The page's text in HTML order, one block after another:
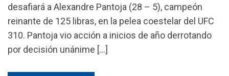
desafiará a Alexandre Pantoja (28 – 5), campeón
reinante de 125 libras, en la pelea coestelar del UFC
310. Pantoja vio acción a inicios de año derrotando
por decisión unánime […]